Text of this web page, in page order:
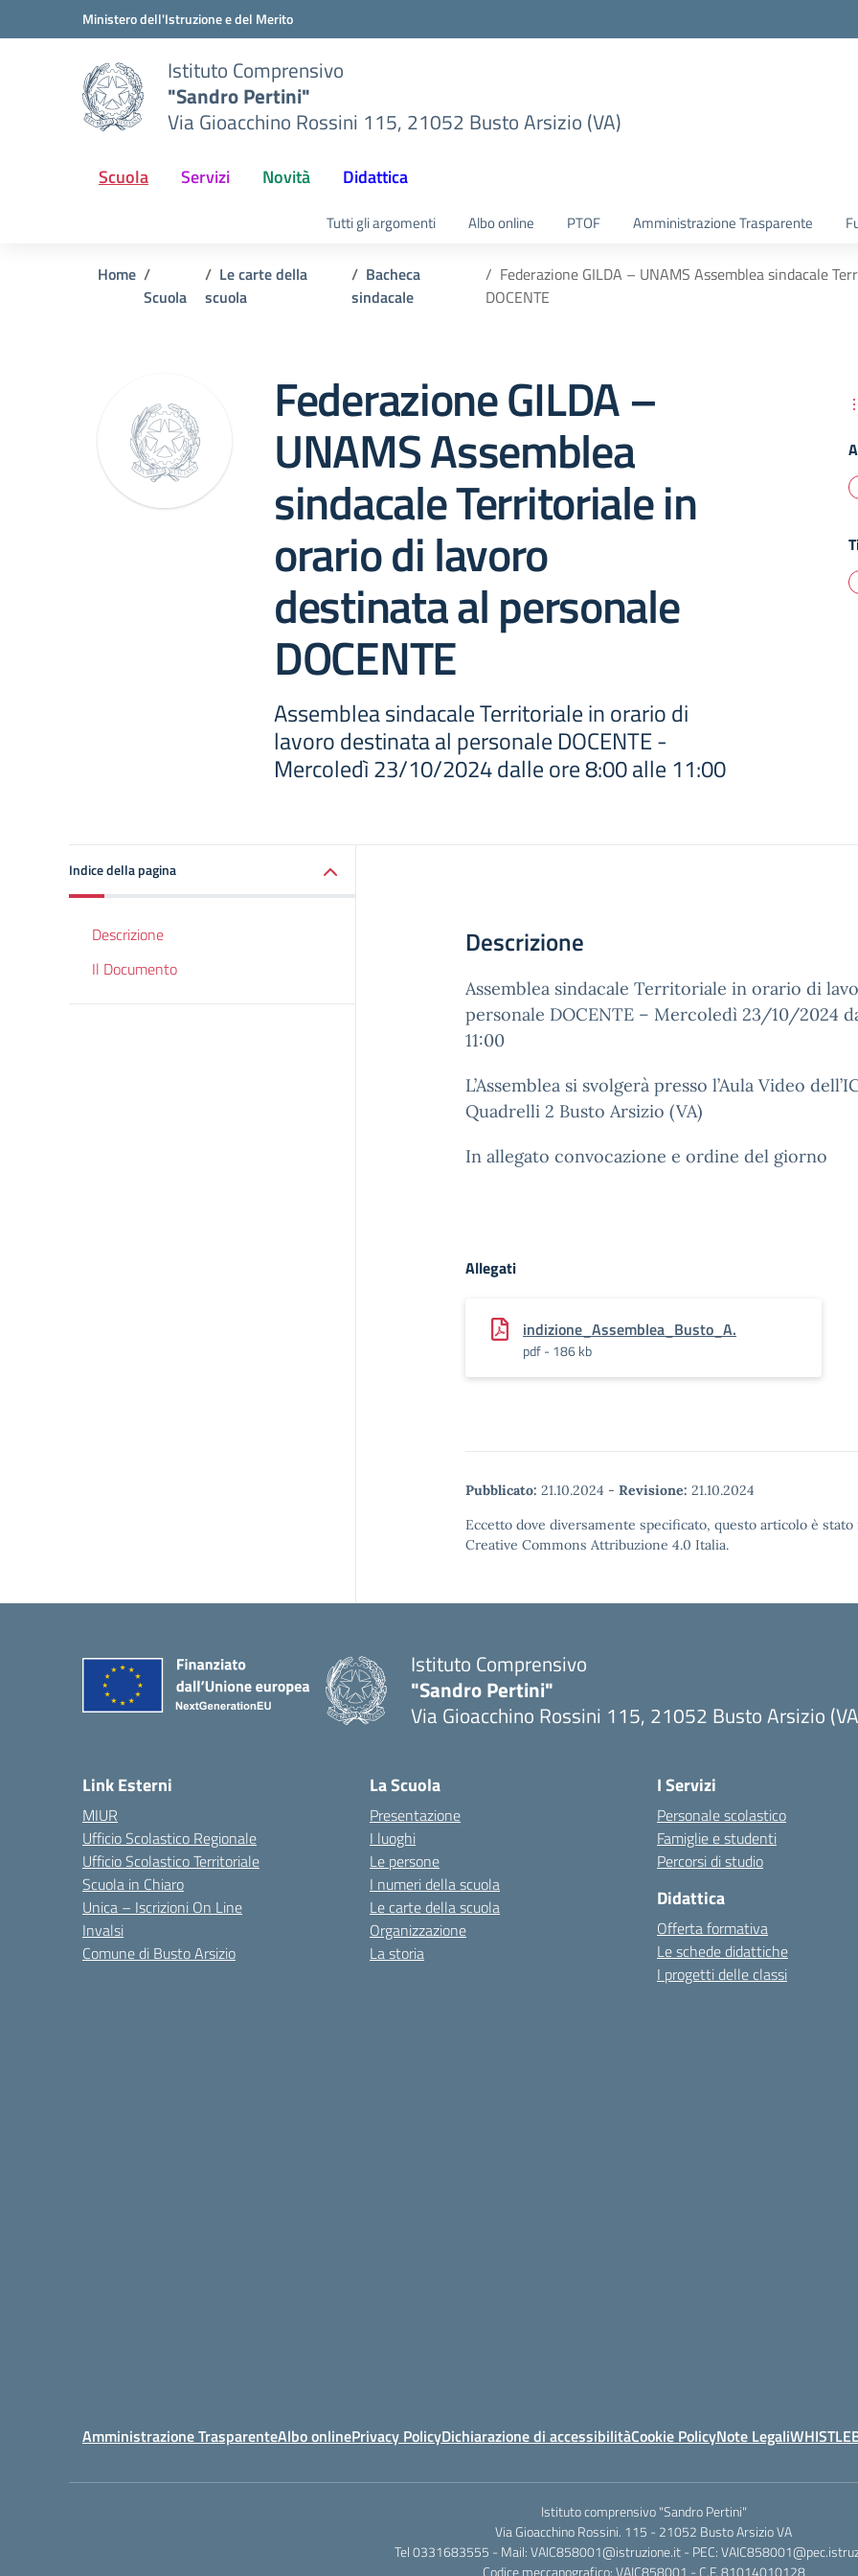
Vai ai contenuti
Vai al menu di navigazioneMinistero dell'Istruzione e del Merito
Istituto Comprensivo
"Sandro Pertini"
Via Gioacchino Rossini 115, 21052 Busto Arsizio (VA)
Scuola Servizi Novità Didattica
Tutti gli argomenti Albo online PTOF Amministrazione Trasparente
Home
Scuola
Le carte della
scuola
Bacheca
sindacale
Federazione GILDA – UNAMS Assemblea sindacale
DOCENTE
Federazione GILDA –
UNAMS Assemblea
sindacale Territoriale in
orario di lavoro
destinata al personale
DOCENTE
Assemblea sindacale Territoriale in orario di
lavoro destinata al personale DOCENTE -
Mercoledì 23/10/2024 dalle ore 8:00 alle 11:00
Indice della pagina
Descrizione
Il Documento
Descrizione
Assemblea sindacale Territoriale in orario di
personale DOCENTE – Mercoledì 23/10/2024
11:00
L’Assemblea si svolgerà presso l’Aula Video
Quadrelli 2 Busto Arsizio (VA)
In allegato convocazione e ordine del giorno
Allegati
indizione_Assemblea_Busto_A.
pdf - 186 kb
Pubblicato: 21.10.2024 - Revisione: 21.10.2024
Eccetto dove diversamente specificato, questo articolo è
Creative Commons Attribuzione 4.0 Italia.
Istituto Comprensivo
"Sandro Pertini"
Via Gioacchino Rossini 115, 21052 Busto Arsizio
Link Esterni
MIUR
Ufficio Scolastico Regionale
Ufficio Scolastico Territoriale
Scuola in Chiaro
Unica – Iscrizioni On Line
Invalsi
Comune di Busto Arsizio
La Scuola
Presentazione
I luoghi
Le persone
I numeri della scuola
Le carte della scuola
Organizzazione
La storia
I Servizi
Personale scolastico
Famiglie e studenti
Percorsi di studio
Didattica
Offerta formativa
Le schede didattiche
I progetti delle classi
Amministrazione TrasparenteAlbo onlinePrivacy PolicyDichiarazione di accessibilitàCookie PolicyNote Legali
Istituto comprensivo "Sandro Pertini"
Via Gioacchino Rossini. 115 - 21052 Busto Arsizio VA
Tel 0331683555 - Mail: VAIC858001@istruzione.it - PEC:
Codice meccanografico: VAIC858001 - C.F. 81014010128